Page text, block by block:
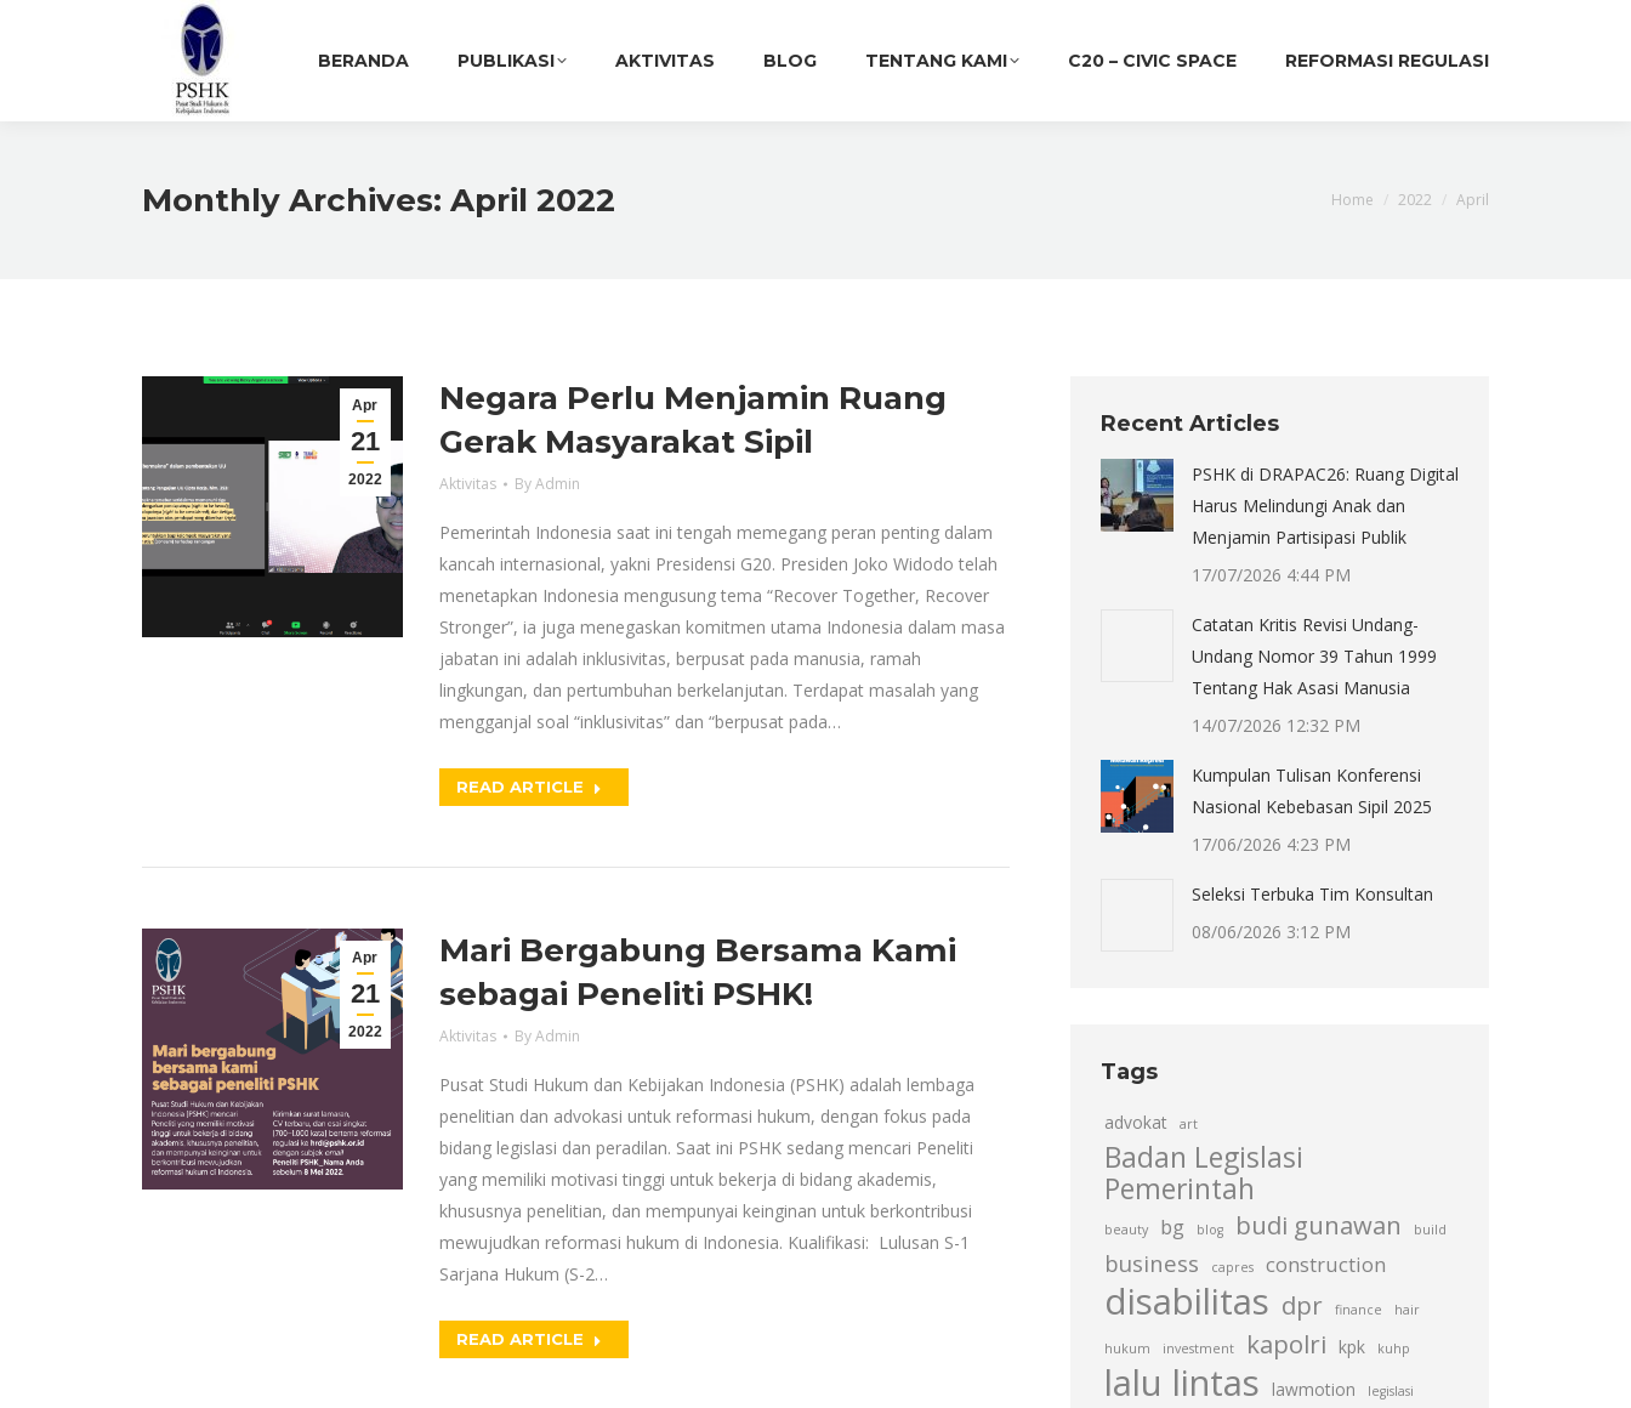
BERANDA PUBLIKASI AKTIVITAS BLOG TENTANG KAMI C20 – CIVIC SPACE REFORMASI REGULASI
Monthly Archives: April 2022 You are here:
Home 2022 April
Apr
21
2022
Negara Perlu Menjamin Ruang
Gerak Masyarakat Sipil
Aktivitas ByAdmin
Pemerintah Indonesia saat ini tengah memegang peran penting dalam
kancah internasional, yakni Presidensi G20. Presiden Joko Widodo telah
menetapkan Indonesia mengusung tema “Recover Together, Recover
Stronger”, ia juga menegaskan komitmen utama Indonesia dalam masa
jabatan ini adalah inklusivitas, berpusat pada manusia, ramah
lingkungan, dan pertumbuhan berkelanjutan. Terdapat masalah yang
mengganjal soal “inklusivitas” dan “berpusat pada…
READ ARTICLE
Apr
21
2022
Mari Bergabung Bersama Kami
sebagai Peneliti PSHK!
Aktivitas ByAdmin
Pusat Studi Hukum dan Kebijakan Indonesia (PSHK) adalah lembaga
penelitian dan advokasi untuk reformasi hukum, dengan fokus pada
bidang legislasi dan peradilan. Saat ini PSHK sedang mencari Peneliti
yang memiliki motivasi tinggi untuk bekerja di bidang akademis,
khususnya penelitian, dan mempunyai keinginan untuk berkontribusi
mewujudkan reformasi hukum di Indonesia. Kualifikasi: Lulusan S-1
Sarjana Hukum (S-2…
READ ARTICLE
Recent Articles
PSHK di DRAPAC26: Ruang Digital
Harus Melindungi Anak dan
Menjamin Partisipasi Publik
17/07/2026 4:44 PM
Catatan Kritis Revisi Undang-
Undang Nomor 39 Tahun 1999
Tentang Hak Asasi Manusia
14/07/2026 12:32 PM
Kumpulan Tulisan Konferensi
Nasional Kebebasan Sipil 2025
17/06/2026 4:23 PM
Seleksi Terbuka Tim Konsultan
08/06/2026 3:12 PM
Tags
advokat art
Badan Legislasi
Pemerintah
beauty bg blog budi gunawan build
business capres construction
disabilitas dpr finance hair
hukum investment kapolri kpk kuhp
lalu lintas lawmotion legislasi